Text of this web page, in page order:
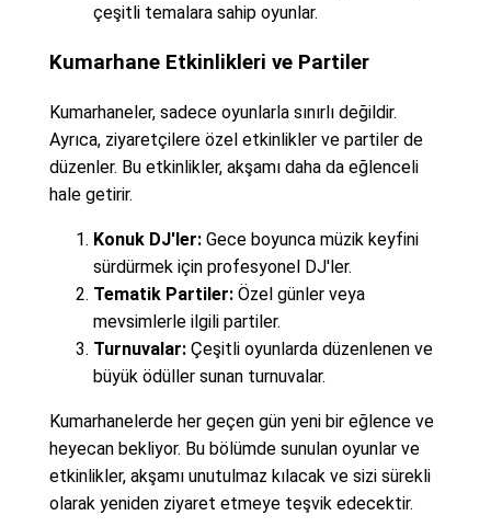
çeşitli temalara sahip oyunlar.
Kumarhane Etkinlikleri ve Partiler
Kumarhaneler, sadece oyunlarla sınırlı değildir.
Ayrıca, ziyaretçilere özel etkinlikler ve partiler de
düzenler. Bu etkinlikler, akşamı daha da eğlenceli
hale getirir.
Konuk DJ'ler:Gece boyunca müzik keyfini
sürdürmek için profesyonel DJ'ler.
Tematik Partiler:Özel günler veya
mevsimlerle ilgili partiler.
Turnuvalar:Çeşitli oyunlarda düzenlenen ve
büyük ödüller sunan turnuvalar.
Kumarhanelerde her geçen gün yeni bir eğlence ve
heyecan bekliyor. Bu bölümde sunulan oyunlar ve
etkinlikler, akşamı unutulmaz kılacak ve sizi sürekli
olarak yeniden ziyaret etmeye teşvik edecektir.